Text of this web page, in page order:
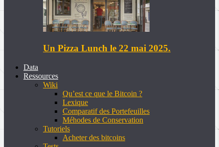
Un Pizza Lunch le 22 mai 2025.
Data
Ressources
Wiki
Qu’est ce que le Bitcoin ?
Lexique
Comparatif des Portefeuilles
Méhodes de Conservation
Tutoriels
Acheter des bitcoins